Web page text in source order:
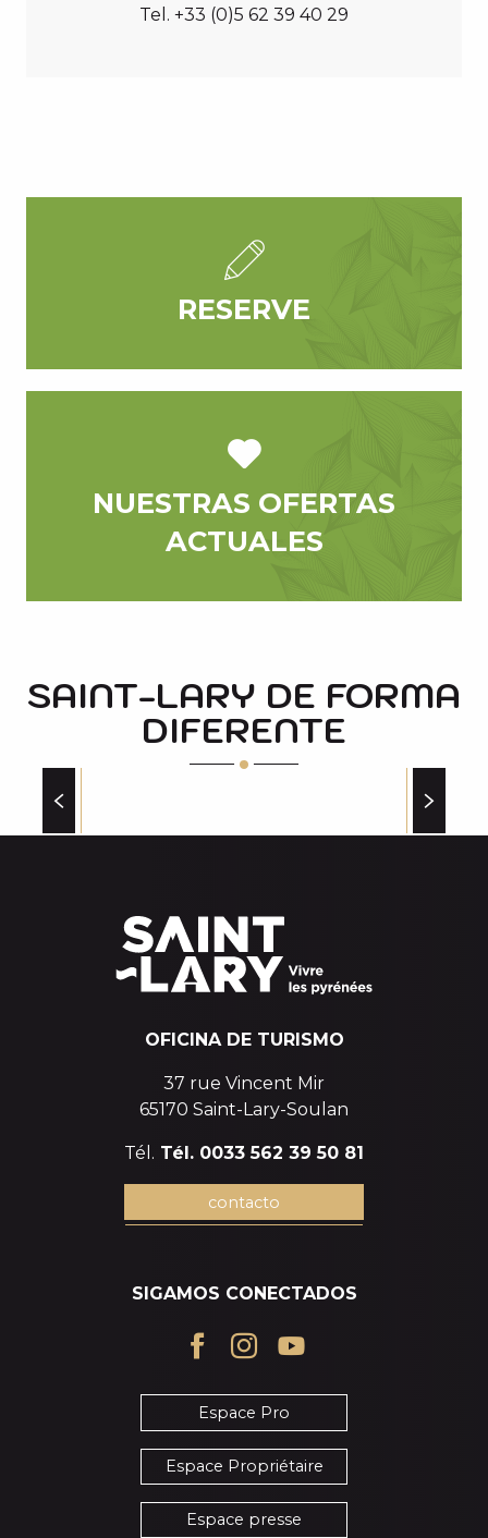
Tel. +33 (0)5 62 39 40 29
RESERVE
NUESTRAS OFERTAS
ACTUALES
SAINT-LARY DE FORMA
DIFERENTE
OFICINA DE TURISMO
37 rue Vincent Mir
65170 Saint-Lary-Soulan
Tél. Tél. 0033 562 39 50 81
contacto
SIGAMOS CONECTADOS
Espace Pro
Espace Propriétaire
Espace presse